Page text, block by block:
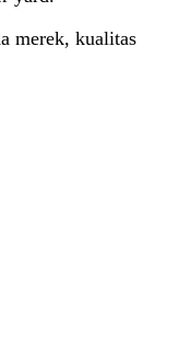
merek, kualitas